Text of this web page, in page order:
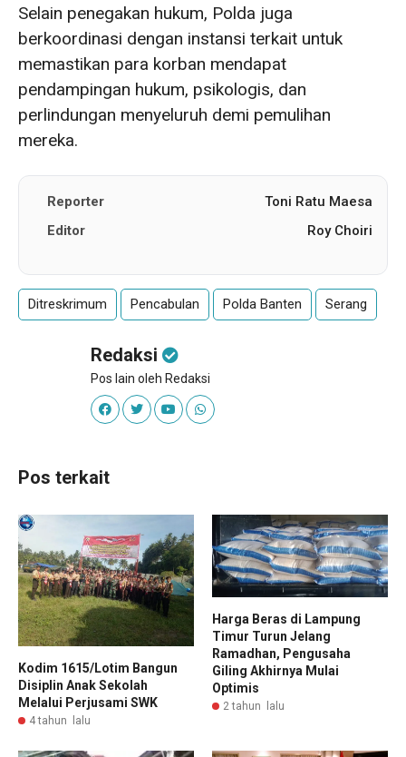
Selain penegakan hukum, Polda juga
berkoordinasi dengan instansi terkait untuk
memastikan para korban mendapat
pendampingan hukum, psikologis, dan
perlindungan menyeluruh demi pemulihan
mereka.
Reporter
Toni Ratu Maesa
Editor
Roy Choiri
Ditreskrimum Pencabulan Polda Banten Serang
Redaksi
Pos lain oleh Redaksi
Pos terkait
Kodim 1615/Lotim Bangun
Disiplin Anak Sekolah
Melalui Perjusami SWK
4 tahun lalu
Harga Beras di Lampung
Timur Turun Jelang
Ramadhan, Pengusaha
Giling Akhirnya Mulai
Optimis
2 tahun lalu